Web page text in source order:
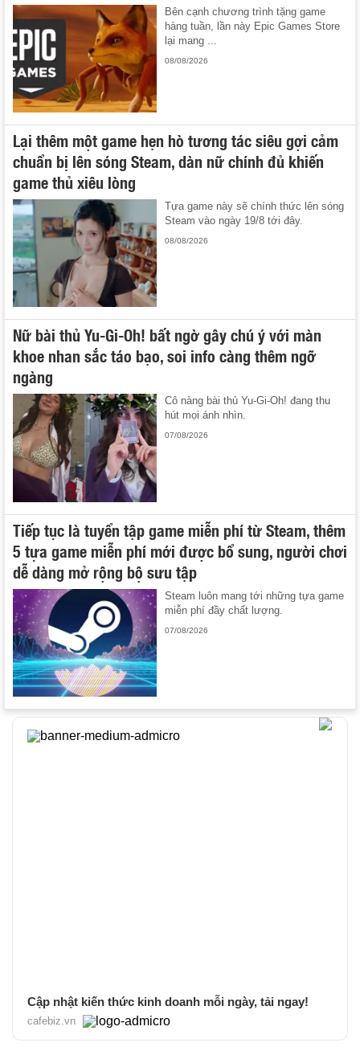
Bên cạnh chương trình tặng game
hàng tuần, lần này Epic Games Store
lại mang ...
08/08/2026
Lại thêm một game hẹn hò tương tác siêu gợi cảm
chuẩn bị lên sóng Steam, dàn nữ chính đủ khiến
game thủ xiêu lòng
Tựa game này sẽ chính thức lên sóng
Steam vào ngày 19/8 tới đây.
08/08/2026
Nữ bài thủ Yu-Gi-Oh! bất ngờ gây chú ý với màn
khoe nhan sắc táo bạo, soi info càng thêm ngỡ
ngàng
Cô nàng bài thủ Yu-Gi-Oh! đang thu
hút mọi ánh nhìn.
07/08/2026
Tiếp tục là tuyển tập game miễn phí từ Steam, thêm
5 tựa game miễn phí mới được bổ sung, người chơi
dễ dàng mở rộng bộ sưu tập
Steam luôn mang tới những tựa game
miễn phí đầy chất lượng.
07/08/2026
Cập nhật kiến thức kinh doanh mỗi ngày, tải ngay!
cafebiz.vn